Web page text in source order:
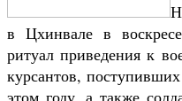
в Цхинвале в
ритуал приведения к
курсантов,
этом году, а также